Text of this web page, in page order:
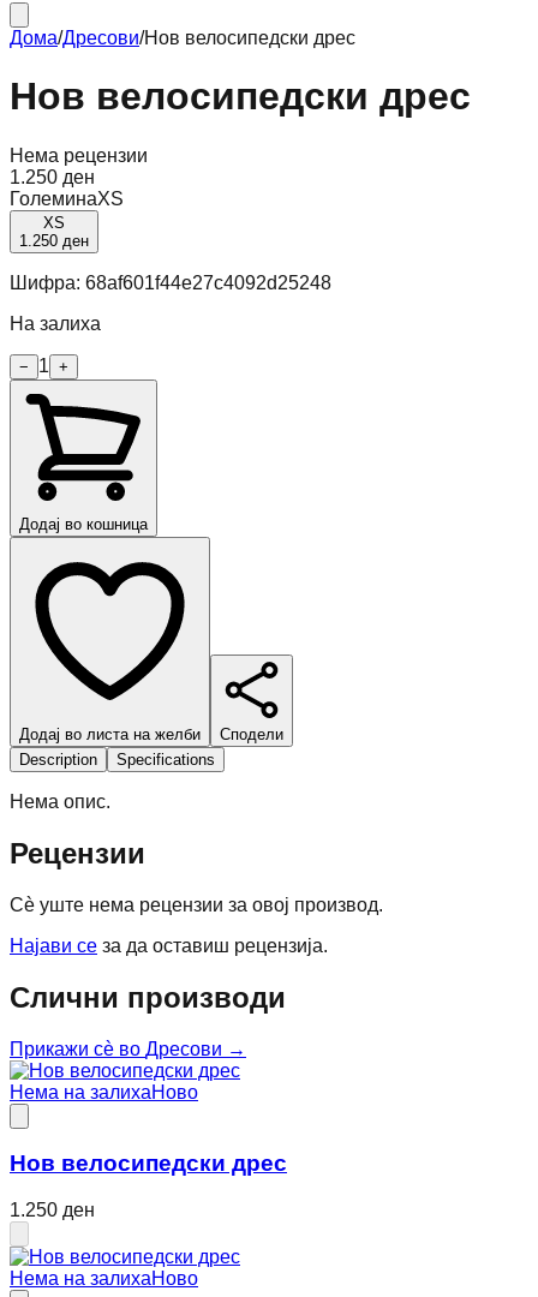
Дома/Дресови/Нов велосипедски дрес
Нов велосипедски дрес
Нема рецензии
1.250 ден
ГолеминаXS
XS
1.250 ден
Шифра: 68af601f44e27c4092d25248
На залиха
− 1 +
Додај во кошница
Додај во листа на желби
Сподели
Description
Specifications
Нема опис.
Рецензии
Сè уште нема рецензии за овој производ.
Најави се за да оставиш рецензија.
Слични производи
Прикажи сè во Дресови →
Нема на залихаНово
Нов велосипедски дрес
1.250 ден
Нема на залихаНово